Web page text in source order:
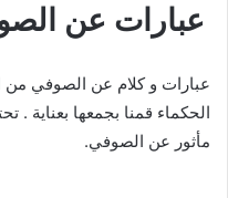
عبارات عن
عبارات و كلام عن الصوفي من
مأثور عن الصوفي.